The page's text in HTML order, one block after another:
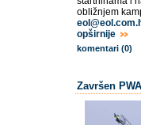
obližnjem
opširnije
komentari (0)
Završen